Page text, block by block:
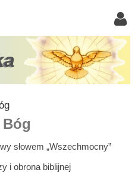
słowem „Wszechmocny”
i obrona biblijnej